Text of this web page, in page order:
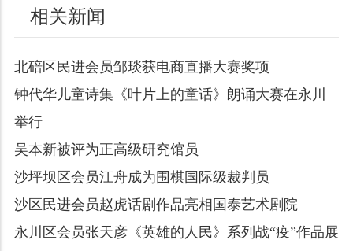
相关新闻
北碚区民进会员邹琰获电商直播大赛奖项
钟代华儿童诗集《叶片上的童话》朗诵大赛在永川
举行
吴本新被评为正高级研究馆员
沙坪坝区会员江舟成为围棋国际级裁判员
沙区民进会员赵虎话剧作品亮相国泰艺术剧院
永川区会员张天彦《英雄的人民》系列战“疫”作品展